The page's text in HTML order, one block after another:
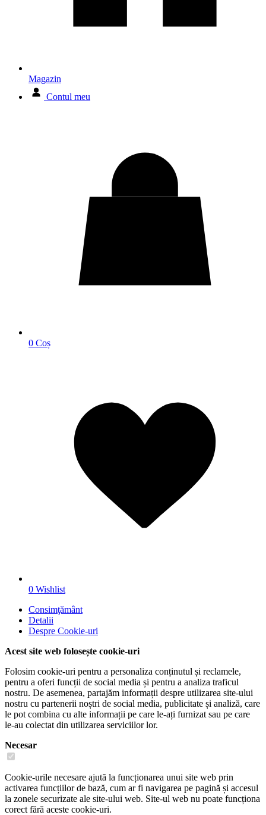
Magazin
Contul meu
0 Coș
0 Wishlist
Consimţământ
Detalii
Despre Cookie-uri
Acest site web folosește cookie-uri
Folosim cookie-uri pentru a personaliza conținutul și reclamele,
pentru a oferi funcții de social media și pentru a analiza traficul
nostru. De asemenea, partajăm informații despre utilizarea site-ului
nostru cu partenerii noștri de social media, publicitate și analiză, care
le pot combina cu alte informații pe care le-ați furnizat sau pe care
le-au colectat din utilizarea serviciilor lor.
Necesar
Cookie-urile necesare ajută la funcționarea unui site web prin
activarea funcțiilor de bază, cum ar fi navigarea pe pagină și accesul
la zonele securizate ale site-ului web. Site-ul web nu poate funcționa
corect fără aceste cookie-uri.